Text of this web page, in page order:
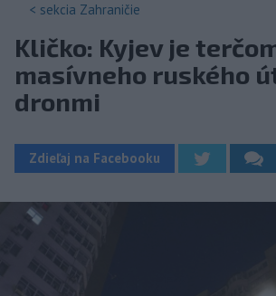
< sekcia Zahraničie
Kličko: Kyjev je
masívneho ruského
dronmi
Zdieľaj na Facebooku